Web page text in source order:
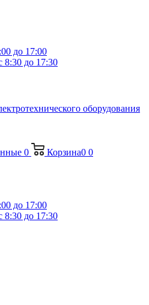
до 17:00
8:30 до 17:30
0 Корзина0 0
до 17:00
8:30 до 17:30